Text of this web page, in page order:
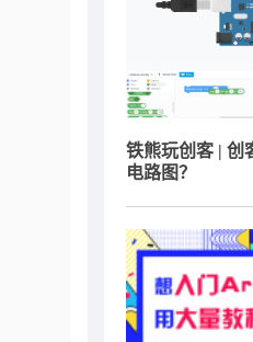
铁熊玩创客 | 创
电路图？